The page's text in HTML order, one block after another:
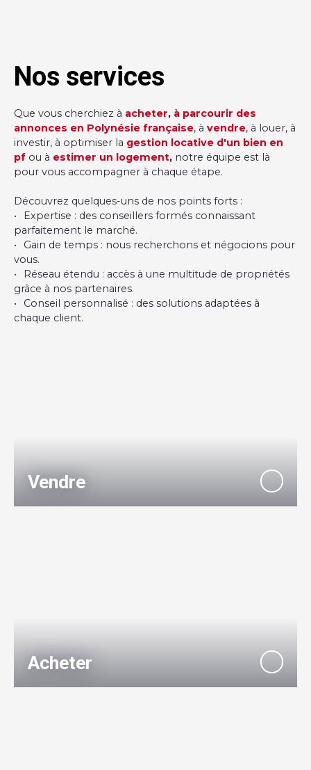
Nos services
Que vous cherchiez à acheter, à parcourir des
annonces en Polynésie française, à vendre, à louer, à
investir, à optimiser la gestion locative d'un bien en
pf ou à estimer un logement, notre équipe est là
pour vous accompagner à chaque étape.
Découvrez quelques-uns de nos points forts :
Expertise : des conseillers formés connaissant
parfaitement le marché.
Gain de temps : nous recherchons et négocions pour
vous.
Réseau étendu : accès à une multitude de propriétés
grâce à nos partenaires.
Conseil personnalisé : des solutions adaptées à
chaque client.
Vendre
Acheter